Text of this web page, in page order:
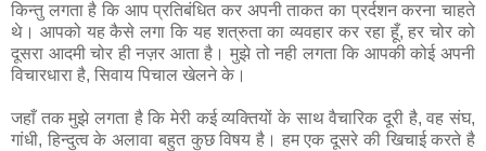
किन्‍तु लगता है कि आप प्रतिबंधित कर अपनी ताकत का प्रर्दशन करना चाहते
थे। आपको यह कैसे लगा कि यह शत्रुता का व्‍यवहार कर रहा हूँ, हर चोर को
दूसरा आदमी चोर ही नज़र आता है। मुझे तो नही लगता कि आपकी कोई अपनी
विचारधारा है, सिवाय पिचाल खेलने के।
जहाँ तक मुझे लगता है कि मेरी कई व्‍यक्तियों के साथ वैचारिक दूरी है, वह संघ,
गांधी, हिन्‍दुत्‍व के अलावा बहुत कुछ विषय है। हम एक दूसरे की खिचाई करते है